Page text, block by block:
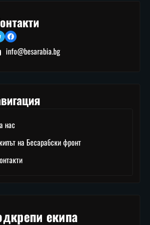
Facebook
info@besarabia.bg
нас
на Бесарабски фронт
екипа